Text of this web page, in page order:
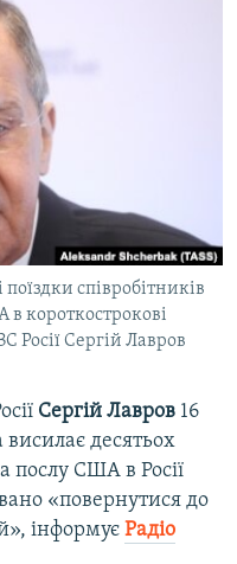
співробітників
короткострокові
Росії Сергій Лавров
Сергій Лавров 16
десятьох
послу США в Росії
«повернутися до
інформує Радіо